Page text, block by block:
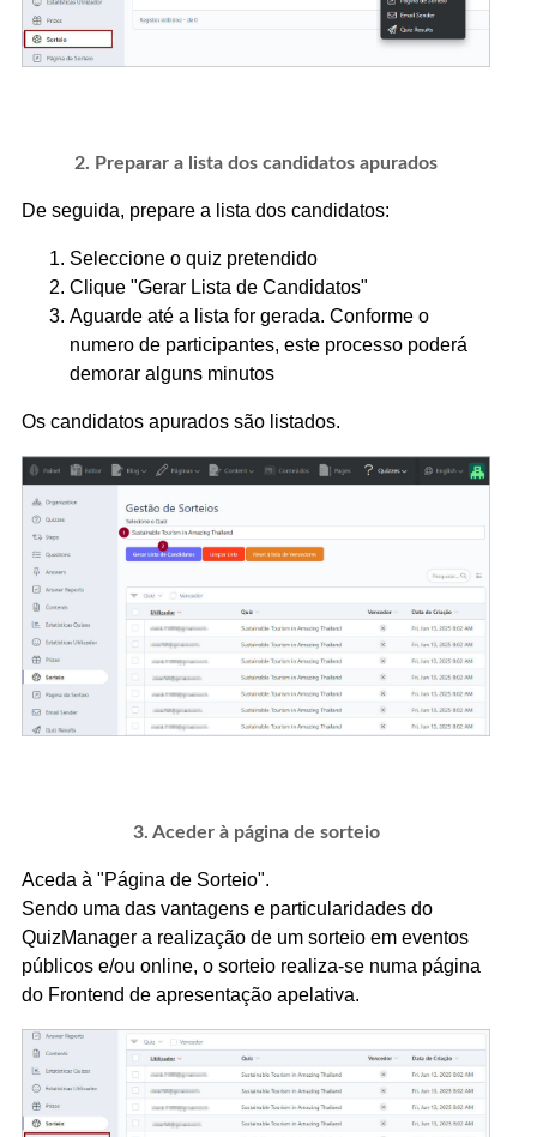
2. Preparar a lista dos candidatos apurados
De seguida, prepare a lista dos candidatos:
Seleccione o quiz pretendido
Clique "Gerar Lista de Candidatos"
Aguarde até a lista for gerada. Conforme o
numero de participantes, este processo poderá
demorar alguns minutos
Os candidatos apurados são listados.
3. Aceder à página de sorteio
Aceda à "Página de Sorteio".
Sendo uma das vantagens e particularidades do
QuizManager a realização de um sorteio em eventos
públicos e/ou online, o sorteio realiza-se numa página
do Frontend de apresentação apelativa.